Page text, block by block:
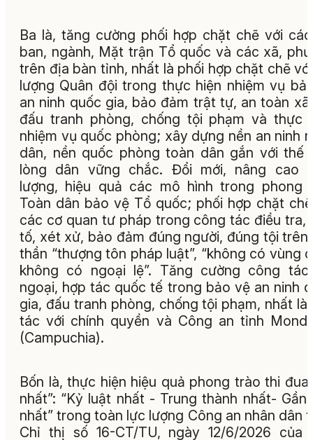
Ba là, tăng cường phối hợp chặt chẽ với
ban, ngành, Mặt trận Tổ quốc và các xã,
trên địa bàn tỉnh, nhất là phối hợp chặt chẽ
lượng Quân đội trong thực hiện nhiệm vụ
an ninh quốc gia, bảo đảm trật tự, an toàn xã
đấu tranh phòng, chống tội phạm và thực
nhiệm vụ quốc phòng; xây dựng nền an ninh
dân, nền quốc phòng toàn dân gắn với thế
lòng dân vững chắc. Đổi mới, nâng cao
lượng, hiệu quả các mô hình trong phong
Toàn dân bảo vệ Tổ quốc; phối hợp chặt
các cơ quan tư pháp trong công tác điều tra,
tố, xét xử, bảo đảm đúng người, đúng tội trên
thần “thượng tôn pháp luật”, “không có vùng
không có ngoại lệ”. Tăng cường công
ngoại, hợp tác quốc tế trong bảo vệ an ninh
gia, đấu tranh phòng, chống tội phạm, nhất là
tác với chính quyền và Công an tỉnh
(Campuchia).
Bốn là, thực hiện hiệu quả phong trào thi đua
nhất”: “Kỷ luật nhất - Trung thành nhất- Gần
nhất” trong toàn lực lượng Công an nhân dân
Chỉ thị số 16-CT/TU, ngày 12/6/2026 của